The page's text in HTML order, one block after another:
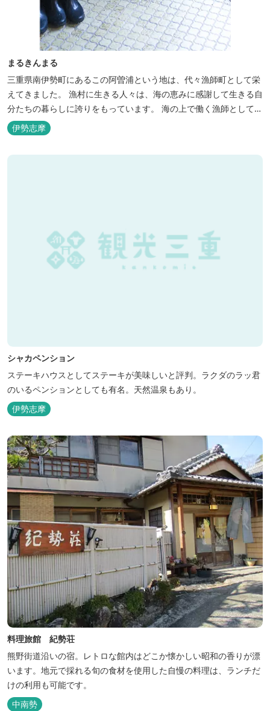
まるきんまる
三重県南伊勢町にあるこの阿曽浦という地は、代々漁師町として栄
えてきました。 漁村に生きる人々は、海の恵みに感謝して生きる自
分たちの暮らしに誇りをもっています。 海の上で働く漁師として、
自然とのかかわりを次世代につなぐ役割を果たすためにゲストハウ
スを始めました。 当ゲストハウスは一棟貸しです。 二階建ての一
伊勢志摩
シャカペンション
ステーキハウスとしてステーキが美味しいと評判。ラクダのラッ君
のいるペンションとしても有名。天然温泉もあり。
伊勢志摩
料理旅館 紀勢荘
熊野街道沿いの宿。レトロな館内はどこか懐かしい昭和の香りが漂
います。地元で採れる旬の食材を使用した自慢の料理は、ランチだ
けの利用も可能です。
中南勢